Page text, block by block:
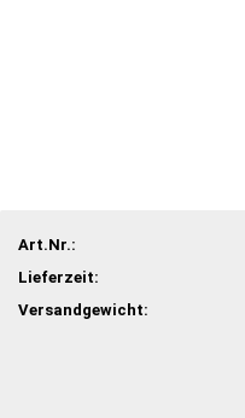
Art.Nr.:
Lieferzeit:
Versandgewicht: